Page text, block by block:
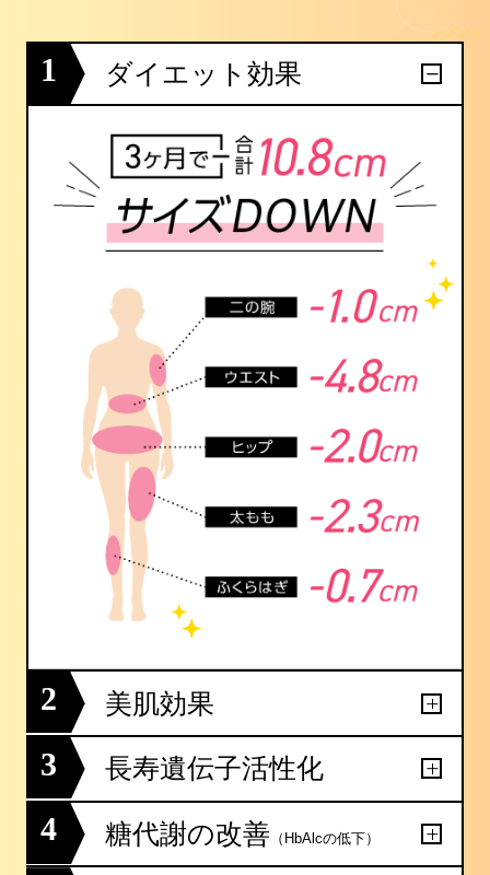
1 ダイエット効果
2 美肌効果
3 長寿遺伝子活性化
4 糖代謝の改善 （HbAlcの低下）